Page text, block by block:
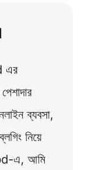
এর
ব্যবসা,
নিয়ে
এ, আমি